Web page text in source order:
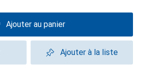
Ajouter au panier
Ajouter à la liste